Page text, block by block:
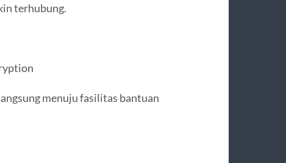
terhubung.
menuju fasilitas bantuan